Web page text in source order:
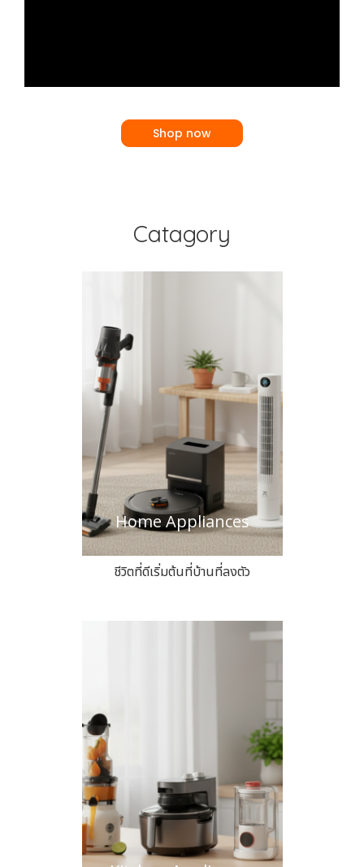
Shop now
Catagory
Home Appliances
ชีวิตที่ดีเริ่มต้นที่บ้านที่ลงตัว